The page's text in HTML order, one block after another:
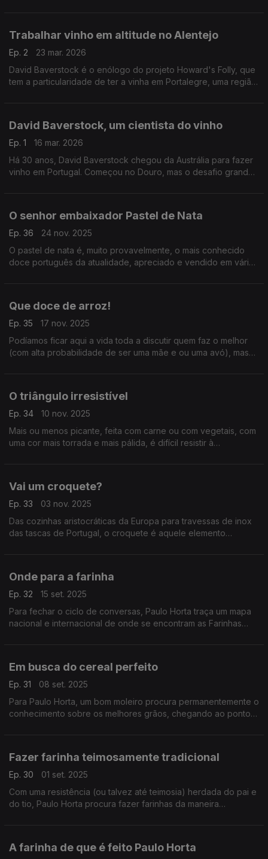
Trabalhar vinho em altitude no Alentejo
Ep. 2
23 mar. 2026
David Baverstock é o enólogo do projeto Howard's Folly, que
tem a particularidade de ter a vinha em Portalegre, uma região
David Baverstock, um cientista do vinho
Ep. 1
16 mar. 2026
Há 30 anos, David Baverstock chegou da Austrália para fazer
vinho em Portugal. Começou no Douro, mas o desafio grande
O senhor embaixador Pastel de Nata
Ep. 36
24 nov. 2025
O pastel de nata é, muito provavelmente, o mais conhecido
doce português da atualidade, apreciado e vendido em vários
Que doce de arroz!
Ep. 35
17 nov. 2025
Podíamos ficar aqui a vida toda a discutir quem faz o melhor
(com alta probabilidade de ser uma mãe e ou uma avó), mas
O triângulo irresistível
Ep. 34
10 nov. 2025
Mais ou menos picante, feita com carne ou com vegetais, com
uma cor mais torrada e mais pálida, é difícil resistir à
Vai um croquete?
Ep. 33
03 nov. 2025
Das cozinhas aristocráticas da Europa para travessas de inox
das tascas de Portugal, o croquete é aquele elemento
Onde para a farinha
Ep. 32
15 set. 2025
Para fechar o ciclo de conversas, Paulo Horta traça um mapa
nacional e internacional de onde se encontram as Farinhas
Em busca do cereal perfeito
Ep. 31
08 set. 2025
Para Paulo Horta, um bom moleiro procura permanentemente o
conhecimento sobre os melhores grãos, chegando ao ponto
Fazer farinha teimosamente tradicional
Ep. 30
01 set. 2025
Com uma resistência (ou talvez até teimosia) herdada do pai e
do tio, Paulo Horta procura fazer farinhas da maneira
A farinha de que é feito Paulo Horta